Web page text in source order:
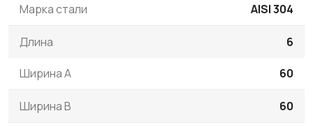
Марка стали AISI 304
Длина 6
Ширина A 60
Ширина B 60